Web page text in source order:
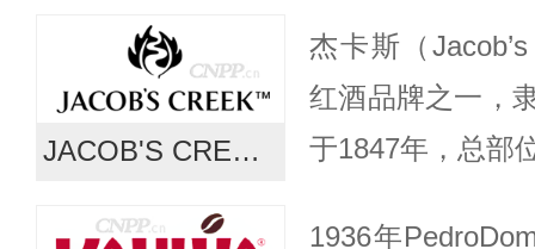
合冰冻后净饮或
高品质的...
JACOB'S CREEK杰卡斯
杰卡斯（
红酒品牌之一，
于1847年，总部
1936年